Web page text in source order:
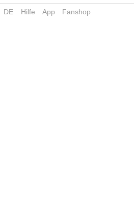
DE Hilfe App Fanshop